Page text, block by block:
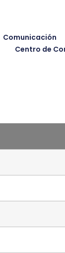
Comunicación
Centro de